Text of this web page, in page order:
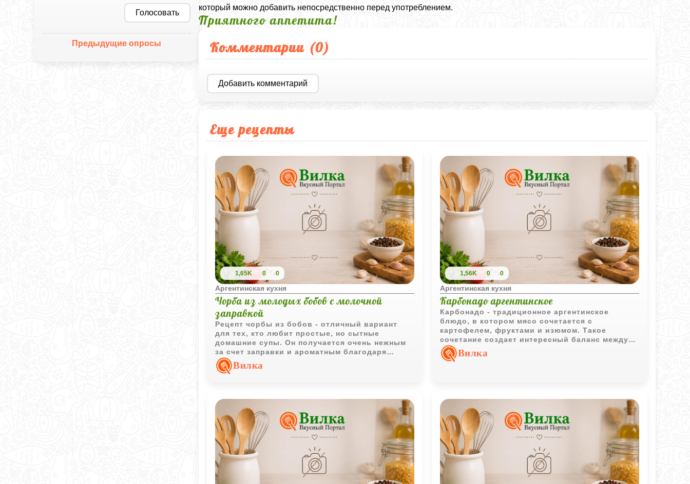
Голосовать
Предыдущие опросы
который можно добавить непосредственно перед употреблением.
Приятного аппетита!
Комментарии (0)
Добавить комментарий
Еще рецепты
1,65K 0 0
Аргентинская кухня
Чорба из молодых бобов с молочной
заправкой
Рецепт чорбы из бобов - отличный вариант
для тех, кто любит простые, но сытные
домашние супы. Он получается очень нежным
за счет заправки и ароматным благодаря
свежей зелени.
Вилка
1,56K 0 0
Аргентинская кухня
Карбонадо аргентинское
Карбонадо - традиционное аргентинское
блюдо, в котором мясо сочетается с
картофелем, фруктами и изюмом. Такое
сочетание создает интересный баланс между
насыщенным мясным вкусом и легкими
сладкими нотками.
Вилка